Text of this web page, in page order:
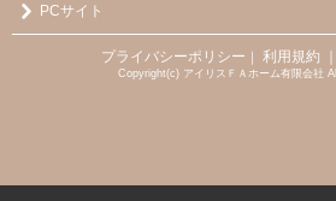
PCサイト
プライバシーポリシー ｜ 利用規約
Copyright(c) アイリスＦＡホーム有限会社